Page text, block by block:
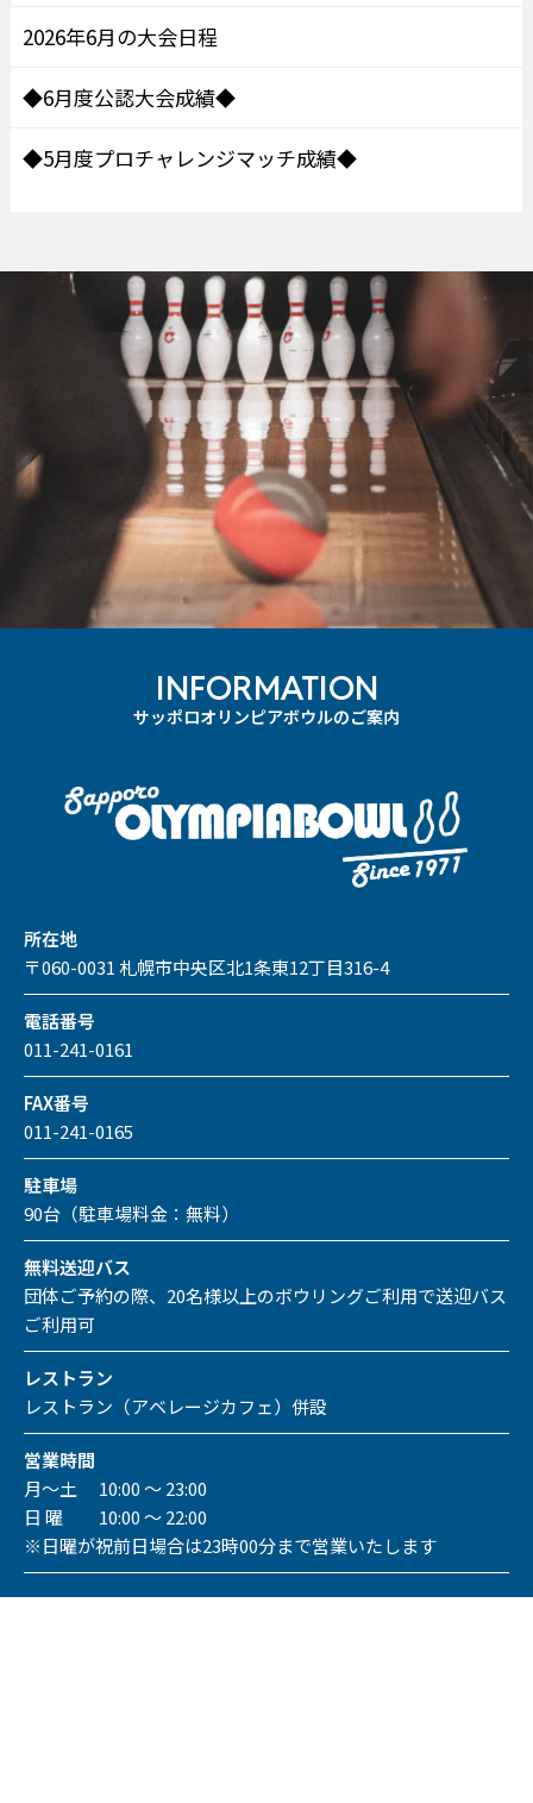
2026年6月の大会日程
◆6月度公認大会成績◆
◆5月度プロチャレンジマッチ成績◆
INFORMATION
サッポロオリンピアボウルのご案内
所在地
〒060-0031 札幌市中央区北1条東12丁目316-4
電話番号
011-241-0161
FAX番号
011-241-0165
駐車場
90台（駐車場料金：無料）
無料送迎バス
団体ご予約の際、20名様以上のボウリングご利用で送迎バス
ご利用可
レストラン
レストラン（アベレージカフェ）併設
営業時間
月～土 10:00 ～ 23:00
日 曜 10:00 ～ 22:00
※日曜が祝前日場合は23時00分まで営業いたします